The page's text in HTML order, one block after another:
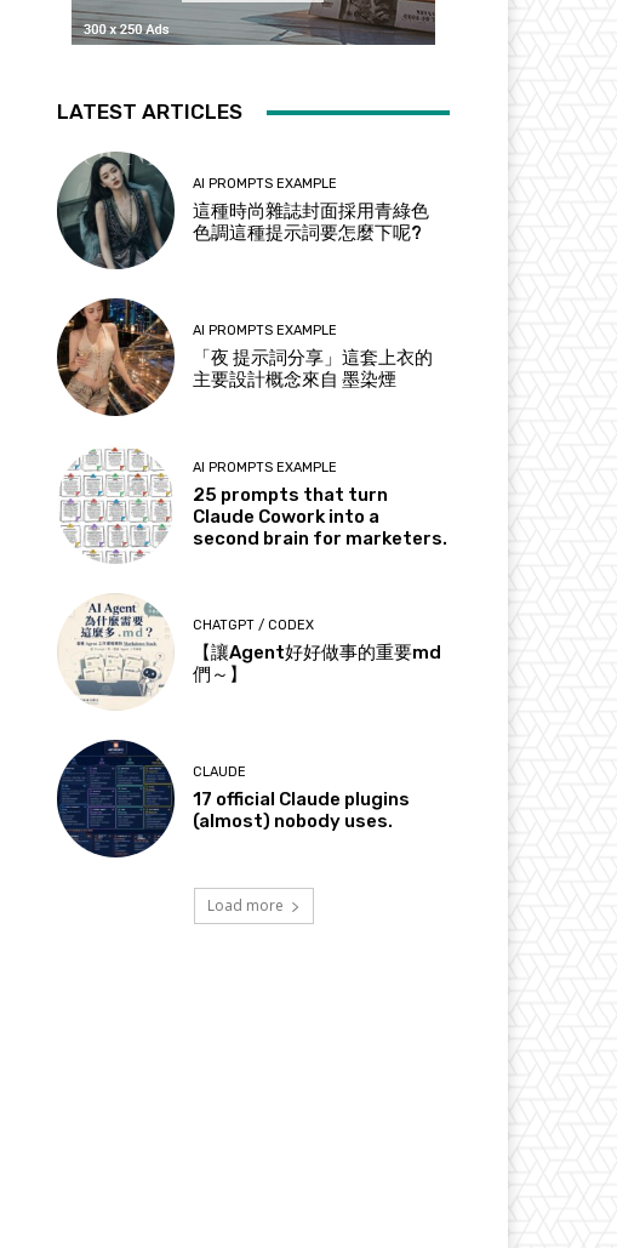
LATEST ARTICLES
AI PROMPTS EXAMPLE
這種時尚雜誌封面採用青綠色
色調這種提示詞要怎麼下呢?
AI PROMPTS EXAMPLE
「夜 提示詞分享」這套上衣的
主要設計概念來自 墨染煙
AI PROMPTS EXAMPLE
25 prompts that turn
Claude Cowork into a
second brain for marketers.
CHATGPT / CODEX
【讓Agent好好做事的重要md
們～】
CLAUDE
17 official Claude plugins
(almost) nobody uses.
Load more